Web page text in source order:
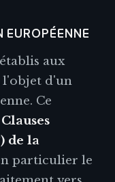
aux
l'objet d'un
Ce
Clauses
de la
particulier le